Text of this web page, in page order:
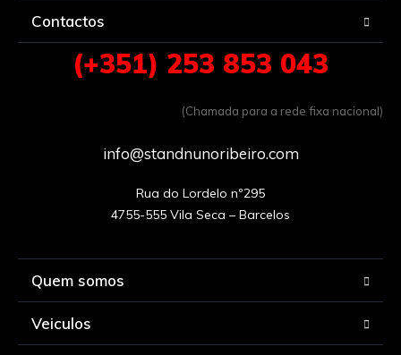
Contactos
(+351) 253 853 043
(Chamada para a rede fixa nacional)
info@standnunoribeiro.com
Rua do Lordelo nº295
Quem somos
Veiculos